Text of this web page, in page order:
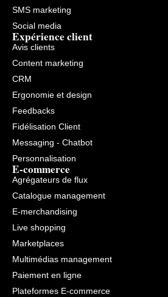
SMS marketing
Social media
Expérience client
Avis clients
Content marketing
CRM
Ergonomie et design
Feedbacks
Fidélisation Client
Messaging - Chatbot
Personnalisation
E-commerce
Agrégateurs de flux
Catalogue management
E-merchandising
Live shopping
Marketplaces
Multimédias management
Paiement en ligne
Plateformes E-commerce